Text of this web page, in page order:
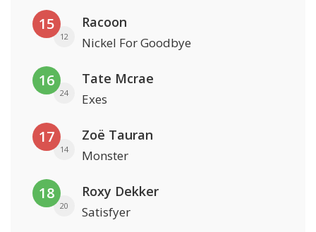
15
12
Racoon
Nickel For Goodbye
16
24
Tate Mcrae
Exes
17
14
Zoë Tauran
Monster
18
20
Roxy Dekker
Satisfyer